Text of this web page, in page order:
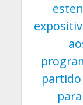
partido